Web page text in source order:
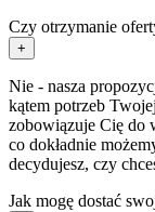
Czy otrzymanie
+
Nie - nasza
kątem potrzeb
zobowiązuje Cię do
co dokładnie
decydujesz, czy
Jak mogę dostać